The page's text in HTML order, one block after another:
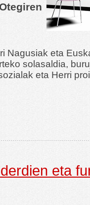
Nagusiak eta
solasaldia,
eta Herri
eta